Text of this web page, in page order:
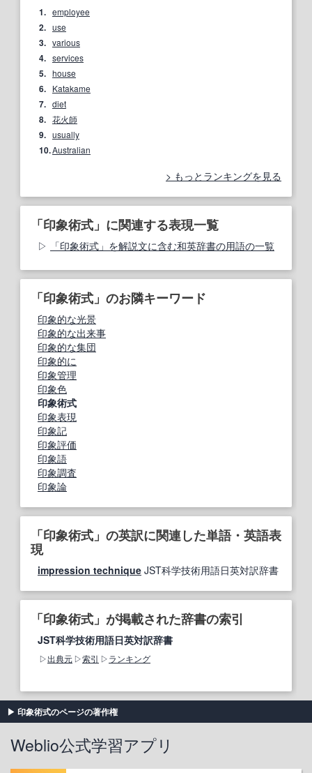
1. employee
2. use
3. various
4. services
5. house
6. Katakame
7. diet
8. 花火師
9. usually
10.Australian
もっとランキングを見る
「印象術式」に関連する表現一覧
「印象術式」を解説文に含む和英辞書の用語の一覧
「印象術式」のお隣キーワード
印象的な光景
印象的な出来事
印象的な集団
印象的に
印象管理
印象色
印象術式
印象表現
印象記
印象評価
印象語
印象調査
印象論
「印象術式」の英訳に関連した単語・英語表
現
impression technique JST科学技術用語日英対訳辞書
「印象術式」が掲載された辞書の索引
JST科学技術用語日英対訳辞書
出典元 索引 ランキング
印象術式のページの著作権
Weblio公式学習アプリ